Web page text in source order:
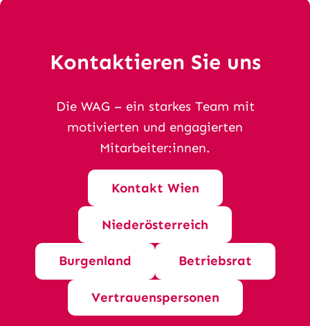
Kontaktieren Sie uns
Die WAG – ein starkes Team mit
motivierten und engagierten
Mitarbeiter:innen.
Kontakt Wien
Niederösterreich
Burgenland Betriebsrat
Vertrauenspersonen